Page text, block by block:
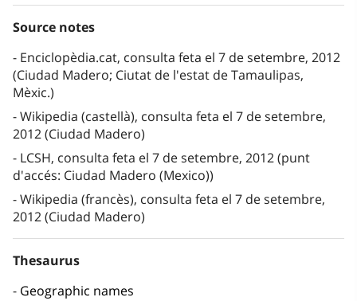
Source notes
Enciclopèdia.cat, consulta feta el 7 de setembre, 2012
(Ciudad Madero; Ciutat de l'estat de Tamaulipas,
Mèxic.)
Wikipedia (castellà), consulta feta el 7 de setembre,
2012 (Ciudad Madero)
LCSH, consulta feta el 7 de setembre, 2012 (punt
d'accés: Ciudad Madero (Mexico))
Wikipedia (francès), consulta feta el 7 de setembre,
2012 (Ciudad Madero)
Thesaurus
Geographic names